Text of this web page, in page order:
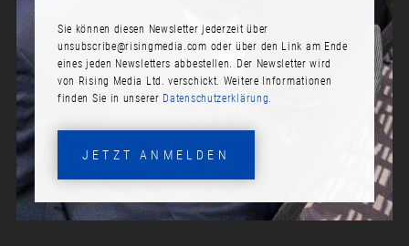
Montag, 18. November 2024
Zeit:
09:00
Forum 12-14
Sie können diesen Newsletter jederzeit über
unsubscribe@risingmedia.com oder über den Link am Ende
eines jeden Newsletters abbestellen. Der Newsletter wird
von Rising Media Ltd. verschickt. Weitere Informationen
finden Sie in unserer Datenschutzerklärung.
JETZT ANMELDEN